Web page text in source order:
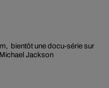
bientôt une docu-série sur
Jackson